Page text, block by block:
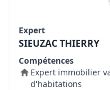
Expert
SIEUZAC THIERRY
Compétences
Expert immobilier
d'habitations